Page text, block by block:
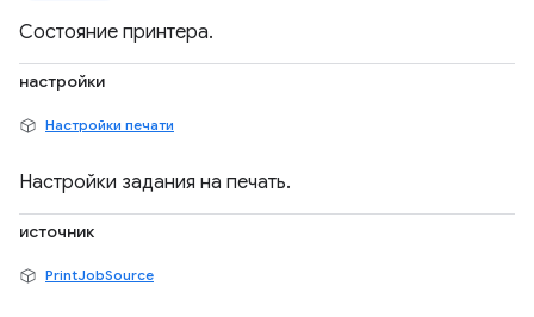
Состояние принтера.
настройки
Настройки печати
Настройки задания на печать.
источник
PrintJobSource